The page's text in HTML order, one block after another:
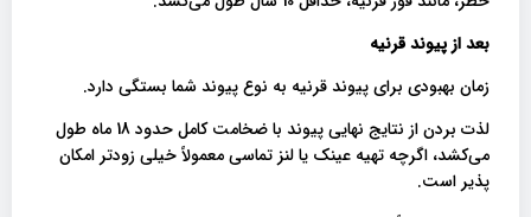
بعد از پیوند قرنیه
زمان بهبودی برای پیوند قرنیه به نوع پیوند شما بستگی دارد.
لذت بردن از نتایج نهایی پیوند با ضخامت کامل حدود 18 ماه طول
می‌کشد‌، اگرچه تهیه عینک یا لنز تماسی معمولاً خیلی زودتر امکان
پذیر است.